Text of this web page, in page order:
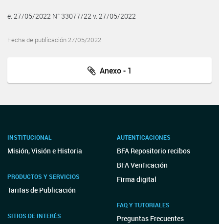
e. 27/05/2022 N° 33077/22 v. 27/05/2022
Fecha de publicación 27/05/2022
Anexo - 1
INSTITUCIONAL
Misión, Visión e Historia
PRODUCTOS Y SERVICIOS
Tarifas de Publicación
SITIOS DE INTERÉS
AUTENTICACIONES
BFA Repositorio recibos
BFA Verificación
Firma digital
FAQ Y TUTORIALES
Preguntas Frecuentes